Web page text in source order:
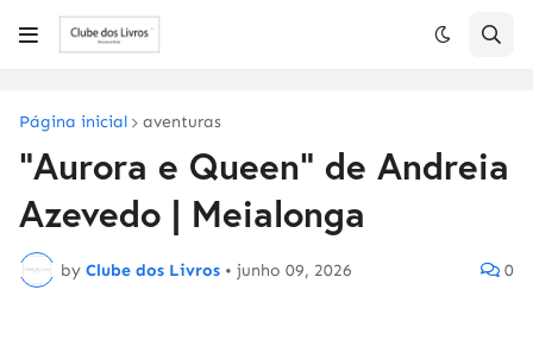
Página inicial aventuras
"Aurora e Queen" de Andreia
Azevedo | Meialonga
by Clube dos Livros • junho 09, 2026 0